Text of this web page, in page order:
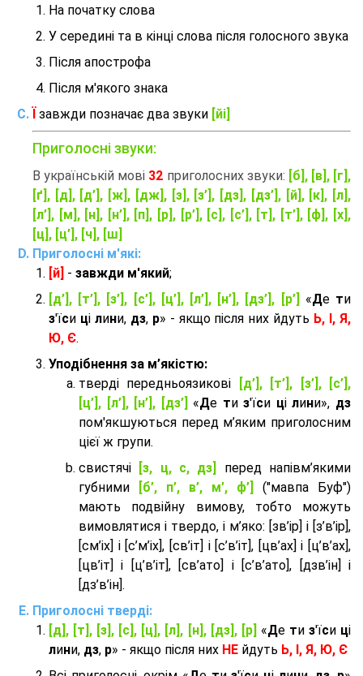
На початку слова
У середині та в кінці слова після голосного звука
Після апострофа
Після м'якого знака
завжди позначає два звуки [йі]
Приголосні звуки:
В українській мові 32 приголосних звуки: [б], [в], [г],
[ґ], [д], [д’], [ж], [дж], [з], [з’], [дз], [дз’], [й], [к], [л],
[л’], [м], [н], [н’], [п], [р], [р’], [с], [с’], [т], [т’], [ф], [х],
[ц], [ц’], [ч], [ш]
Приголосні м'які:
[й] - завжди м'який;
[д’], [т’], [з’], [с’], [ц’], [л’], [н’], [дз’], [р’]
«Де ти
з'їси ці лини, дз, р» - якщо після них йдуть Ь, І, Я,
Ю, Є.
Уподібнення за м’якістю:
тверді передньоязикові
[д’], [т’], [з’], [с’],
[ц’], [л’], [н’], [дз’] «Де тиз'їси цілини», дз
пом'якшуються перед м’яким приголосним
цієї ж групи.
cвистячі
[з, ц, с, дз]
перед напівм’якими
губними
[б’, п’, в’, м’, ф’]
("мавпа Буф")
мають подвійну вимову, тобто можуть
вимовлятися і твердо, і м’яко: [зв’ір] і [з’в’ір],
[см’іх] і [с’м’іх], [св’іт] і [с’в’іт], [цв’ах] і [ц’в’ах],
[цв’іт] і [ц’в’іт], [св’ато] і [с’в’ато], [дзв’iн] і
[дз’в’iн].
Приголосні тверді:
[д], [т], [з], [с], [ц], [л], [н], [дз], [р] «Де ти з'їси ці
лини, дз, р» - якщо після них НЕ йдуть Ь, І, Я, Ю, Є